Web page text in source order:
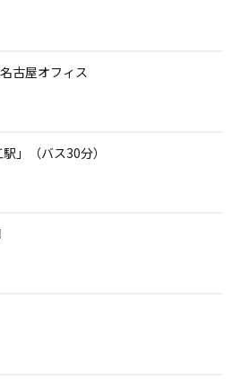
古屋オフィス
」（バス30分）